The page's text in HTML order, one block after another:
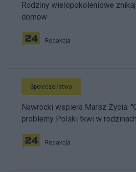
Rodziny wielopokoleniowe
domów
Redakcja
Społeczeństwo
Nawrocki wspiera Marsz Życia:
problemy Polski tkwi w
Redakcja